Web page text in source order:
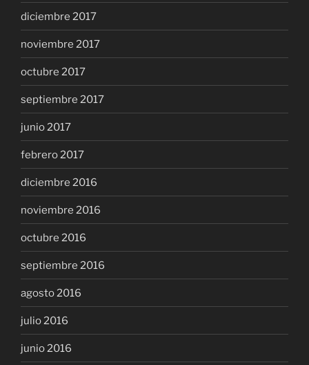
diciembre 2017
noviembre 2017
octubre 2017
septiembre 2017
junio 2017
febrero 2017
diciembre 2016
noviembre 2016
octubre 2016
septiembre 2016
agosto 2016
julio 2016
junio 2016